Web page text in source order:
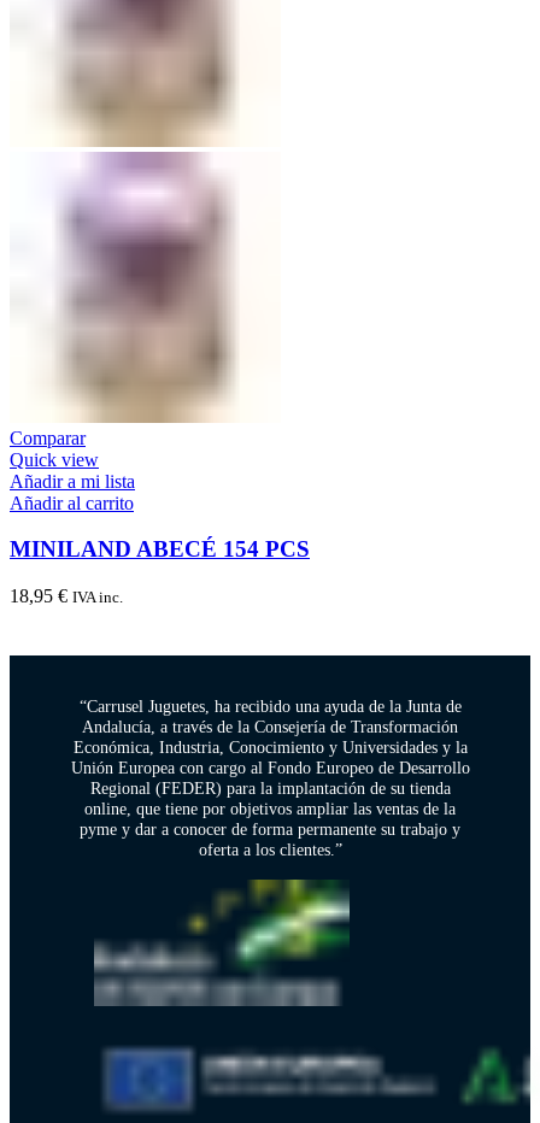
Comparar
Quick view
Añadir a mi lista
Añadir al carrito
MINILAND ABECÉ 154 PCS
18,95 € IVA inc.
“Carrusel Juguetes, ha recibido una ayuda de la Junta de
Andalucía, a través de la Consejería de Transformación
Económica, Industria, Conocimiento y Universidades y la
Unión Europea con cargo al Fondo Europeo de Desarrollo
Regional (FEDER) para la implantación de su tienda
online, que tiene por objetivos ampliar las ventas de la
pyme y dar a conocer de forma permanente su trabajo y
oferta a los clientes.”